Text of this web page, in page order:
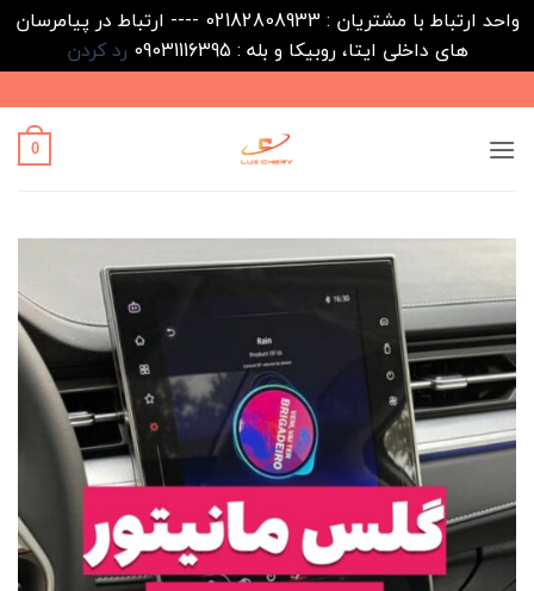
واحد ارتباط با مشتریان : 02182808933 ---- ارتباط در پیامرسان
های داخلی ایتا، روبیکا و بله : 09031116395
رد کردن
to
content
0